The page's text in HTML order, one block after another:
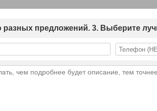
разных предложений. 3. Выберите